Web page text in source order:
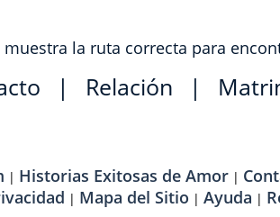
la ruta correcta para
| Relación |
| Historias Exitosas de Amor|
| Mapa del Sitio | Ayuda |